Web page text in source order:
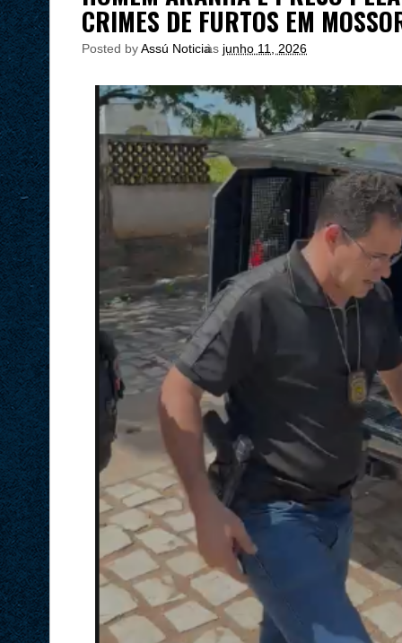
CRIMES DE FURTOS EM
Posted byAssú Noticia
às junho 11, 2026